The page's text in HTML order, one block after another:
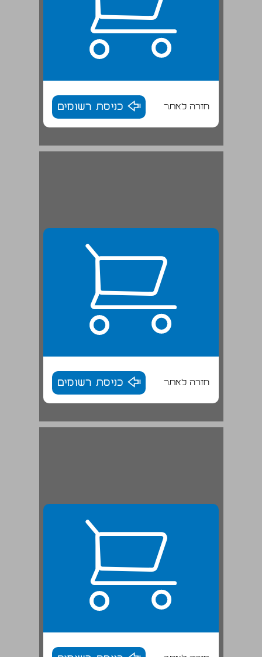
חזרה לאתר כניסת רשומים
חזרה לאתר כניסת רשומים